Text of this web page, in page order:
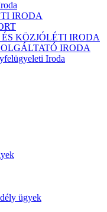
IRODA
KÖZJÓLÉTI IRODA
IRODA
Iroda
ügyek